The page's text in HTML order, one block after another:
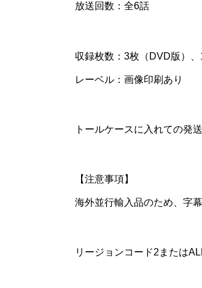
放送回数：全6話
収録枚数：3枚（DVD版）、
レーベル：画像印刷あり
トールケースに入れての発
【注意事項】
海外並行輸入品のため、字
リージョンコード2または